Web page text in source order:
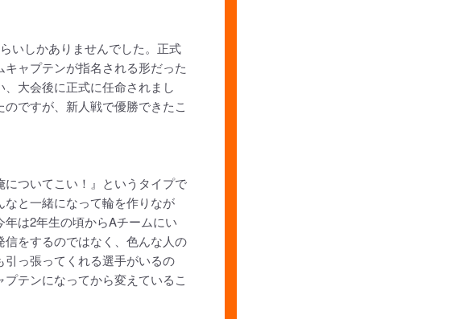
いしかありませんでした。正式
ャプテンが指名される形だった
大会後に正式に任命されまし
ですが、新人戦で優勝できたこ
についてこい！』というタイプで
と一緒になって輪を作りなが
は2年生の頃からAチームにい
をするのではなく、色んな人の
っ張ってくれる選手がいるの
テンになってから変えているこ